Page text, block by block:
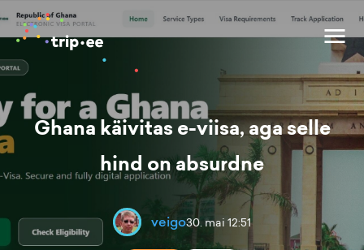
Ghana käivitas e-viisa, aga selle
hind on absurdne
veigo30. mai 12:51